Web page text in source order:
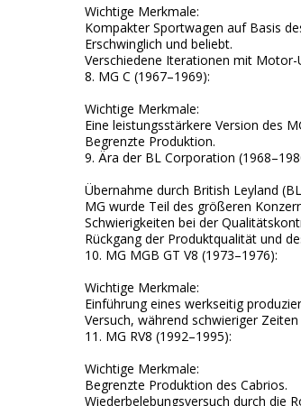
Wichtige Merkmale:
Kompakter Sportwagen auf Basis
Erschwinglich und beliebt.
Verschiedene Iterationen mit Motor-
8. MG C (1967–1969):
Wichtige Merkmale:
Eine leistungsstärkere Version des
Begrenzte Produktion.
9. Ära der BL Corporation
Übernahme durch British Leyland
MG wurde Teil des größeren
Schwierigkeiten bei der
Rückgang der Produktqualität und
10. MG MGB GT V8 (1973–1976):
Wichtige Merkmale:
Einführung eines werkseitig
Versuch, während schwieriger
11. MG RV8 (1992–1995):
Wichtige Merkmale:
Begrenzte Produktion des Cabrios.
Wiederbelebungsversuch durch die